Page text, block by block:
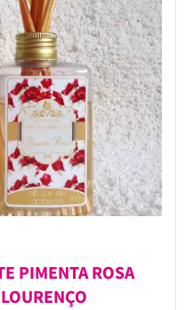
PIMENTA ROSA